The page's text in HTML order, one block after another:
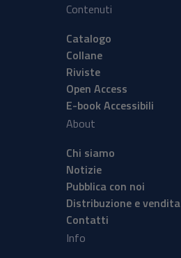
Contenuti
Catalogo
Collane
Riviste
Open Access
E-book Accessibili
About
Chi siamo
Notizie
Pubblica con noi
Distribuzione e vendita
Contatti
Info